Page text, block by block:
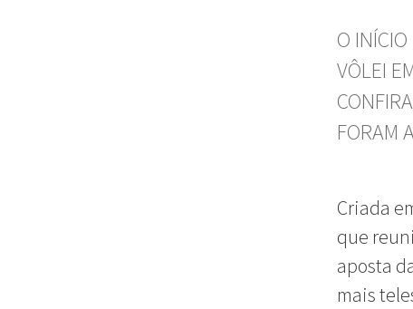
O
VÔLEI
FORAM
Criada
que
aposta
mais